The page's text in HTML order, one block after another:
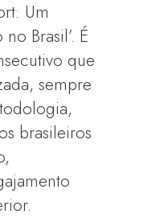
Um
Brasil’. É
que
sempre
brasileiros